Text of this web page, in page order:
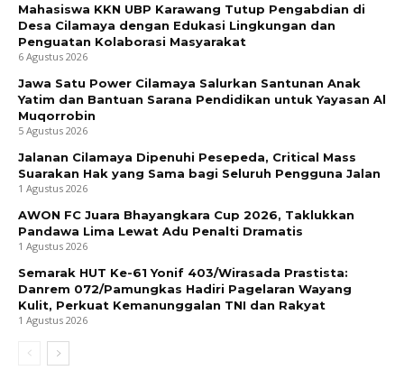
Mahasiswa KKN UBP Karawang Tutup Pengabdian di
Desa Cilamaya dengan Edukasi Lingkungan dan
Penguatan Kolaborasi Masyarakat
6 Agustus 2026
Jawa Satu Power Cilamaya Salurkan Santunan Anak
Yatim dan Bantuan Sarana Pendidikan untuk Yayasan Al
Muqorrobin
5 Agustus 2026
Jalanan Cilamaya Dipenuhi Pesepeda, Critical Mass
Suarakan Hak yang Sama bagi Seluruh Pengguna Jalan
1 Agustus 2026
AWON FC Juara Bhayangkara Cup 2026, Taklukkan
Pandawa Lima Lewat Adu Penalti Dramatis
1 Agustus 2026
Semarak HUT Ke-61 Yonif 403/Wirasada Prastista:
Danrem 072/Pamungkas Hadiri Pagelaran Wayang
Kulit, Perkuat Kemanunggalan TNI dan Rakyat
1 Agustus 2026